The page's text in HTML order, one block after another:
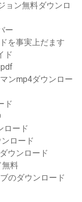
ョン無料ダウンロ
ー
を事実上だます
ド
ンmp4ダウンロー
ド
ロード
ロード
ウンロード
無料
のダウンロード